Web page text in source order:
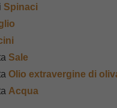
Spinaci
Sale
Olio extravergine di
Acqua